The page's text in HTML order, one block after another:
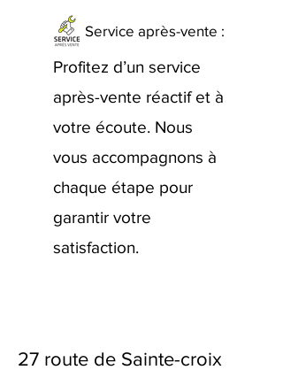
Service après-vente :
Profitez d’un service
après-vente réactif et à
votre écoute. Nous
vous accompagnons à
chaque étape pour
garantir votre
satisfaction.
27 route de Sainte-croix